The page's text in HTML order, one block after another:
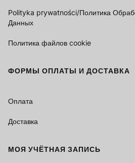
Polityka prywatności/Политика
Данных
Политика файлов cookie
ФОРМЫ ОПЛАТЫ И ДОСТАВКА
Оплата
Доставка
МОЯ УЧЁТНАЯ ЗАПИСЬ